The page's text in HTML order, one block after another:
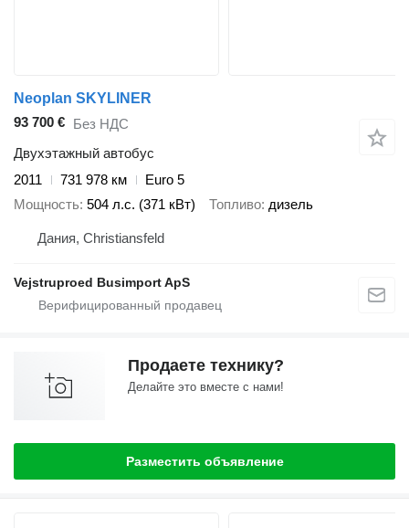
Neoplan SKYLINER
93 700 € Без НДС
Двухэтажный автобус
2011
731 978 км
Euro 5
Мощность 504 л.с. (371 кВт) Топливо дизель
Дания, Christiansfeld
Vejstruproed Busimport ApS
Продаете технику?
Делайте это вместе с нами!
Разместить объявление